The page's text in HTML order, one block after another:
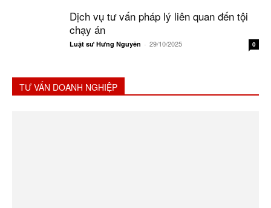
Dịch vụ tư vấn pháp lý liên quan đến tội
chạy án
Luật sư Hưng Nguyên - 29/10/2025 0
TƯ VẤN DOANH NGHIỆP